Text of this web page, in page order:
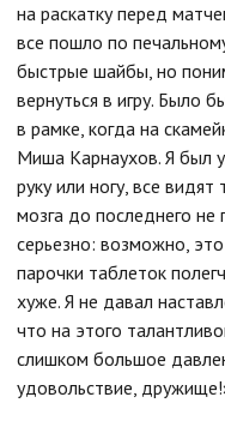
на раскатку перед
все пошло по
быстрые шайбы, но
вернуться в игру. Было
в рамке, когда на
Миша Карнаухов. Я был
руку или ногу, все
мозга до последнего не
серьезно: возможно,
парочки таблеток
хуже. Я не давал
что на этого
слишком большое
удовольствие,